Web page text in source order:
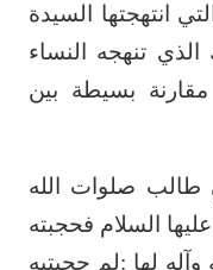
انتهجتها السيدة
‏تنهجه النساء
بسيطة بين
طالب صلوات الله
‏السلام فحجبته
لها :لم حجبتيه